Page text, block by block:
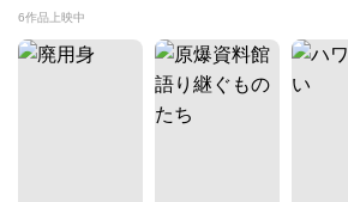
6作品上映中